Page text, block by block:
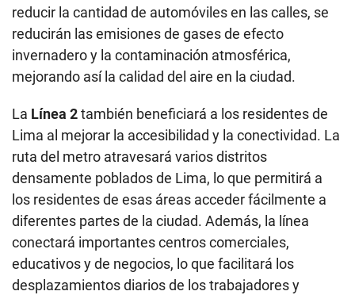
reducir la cantidad de automóviles en las calles, se
reducirán las emisiones de gases de efecto
invernadero y la contaminación atmosférica,
mejorando así la calidad del aire en la ciudad.
La Línea 2también beneficiará a los residentes de
Lima al mejorar la accesibilidad y la conectividad. La
ruta del metro atravesará varios distritos
densamente poblados de Lima, lo que permitirá a
los residentes de esas áreas acceder fácilmente a
diferentes partes de la ciudad. Además, la línea
conectará importantes centros comerciales,
educativos y de negocios, lo que facilitará los
desplazamientos diarios de los trabajadores y